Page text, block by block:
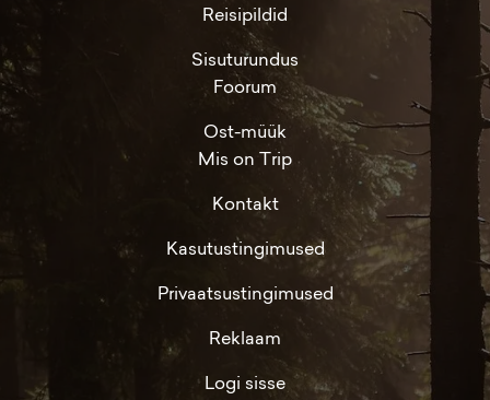
Reisipildid
Sisuturundus
Foorum
Ost-müük
Mis on Trip
Kontakt
Kasutustingimused
Privaatsustingimused
Reklaam
Logi sisse